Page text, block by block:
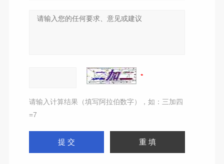
请输入计算结果（填写阿拉伯数字），如：三加四
=7